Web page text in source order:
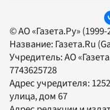
© АО «Газета.Ру»
Название: Газета.Ru
Учредитель:АО
7743625728
Адрес учредителя:
улица, дом 67